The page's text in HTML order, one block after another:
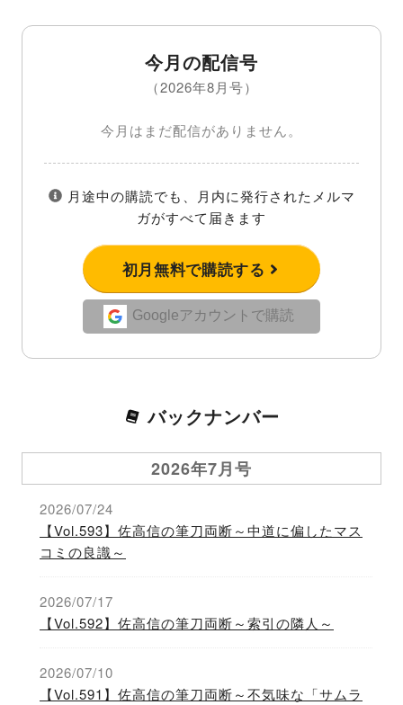
今月の配信号
（2026年8月号）
今月はまだ配信がありません。
月途中の購読でも、月内に発行されたメルマ
ガがすべて届きます
初月無料で購読する
Googleアカウントで購読
バックナンバー
2026年7月号
2026/07/24
【Vol.593】佐高信の筆刀両断～中道に偏したマス
コミの良識～
2026/07/17
【Vol.592】佐高信の筆刀両断～索引の隣人～
2026/07/10
【Vol.591】佐高信の筆刀両断～不気味な「サムラ